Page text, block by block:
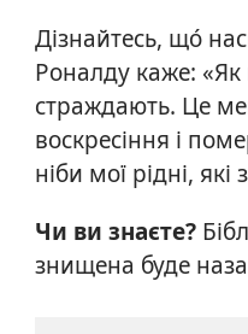
Дізнайтесь, що́
Роналду каже: «Як
страждають. Це
воскресіння і
ніби мої рідні,
Чи ви знаєте?
знищена буде